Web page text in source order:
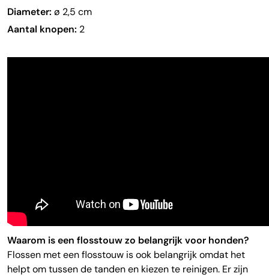
Diameter: ø 2,5 cm
Aantal knopen: 2
Waarom is een flosstouw zo belangrijk voor honden?
Flossen met een flosstouw is ook belangrijk omdat het
helpt om tussen de tanden en kiezen te reinigen. Er zijn